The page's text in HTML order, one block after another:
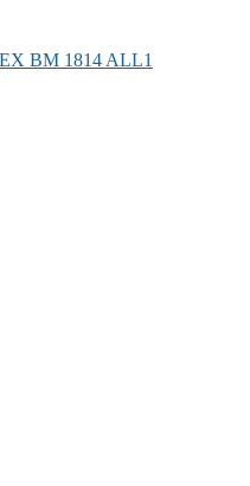
BM 1814 ALL1